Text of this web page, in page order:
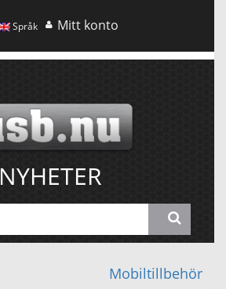
Språk Mitt konto
NYHETER
Mobiltillbehör